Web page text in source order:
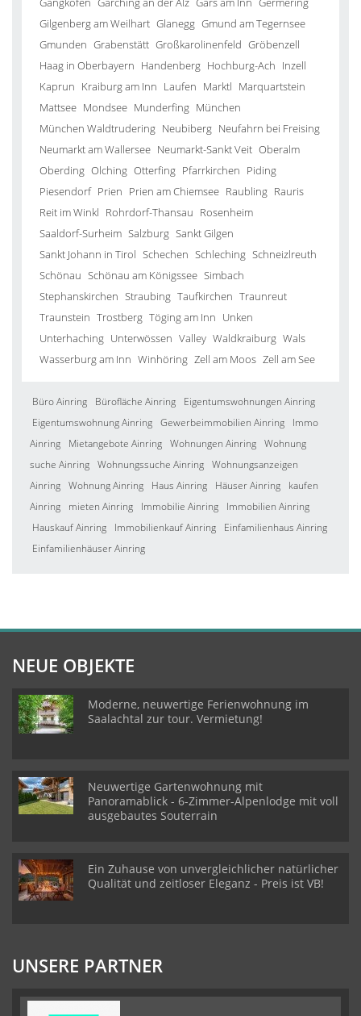
Gilgenberg am Weilhart Glanegg Gmund am Tegernsee
Gmunden Grabenstätt Großkarolinenfeld Gröbenzell
Haag in Oberbayern Handenberg Hochburg-Ach Inzell
Kaprun Kraiburg am Inn Laufen Marktl Marquartstein
Mattsee Mondsee Munderfing München
München Waldtrudering Neubiberg Neufahrn bei Freising
Neumarkt am Wallersee Neumarkt-Sankt Veit Oberalm
Oberding Olching Otterfing Pfarrkirchen Piding
Piesendorf Prien Prien am Chiemsee Raubling Rauris
Reit im Winkl Rohrdorf-Thansau Rosenheim
Saaldorf-Surheim Salzburg Sankt Gilgen
Sankt Johann in Tirol Schechen Schleching Schneizlreuth
Schönau Schönau am Königssee Simbach
Stephanskirchen Straubing Taufkirchen Traunreut
Traunstein Trostberg Töging am Inn Unken
Unterhaching Unterwössen Valley Waldkraiburg Wals
Wasserburg am Inn Winhöring Zell am Moos Zell am See
Büro Ainring Bürofläche Ainring
Eigentumswohnungen Ainring
Eigentumswohnung Ainring Gewerbeimmobilien Ainring
Immo
Ainring
Mietangebote Ainring Wohnungen Ainring Wohnung
suche Ainring Wohnungssuche Ainring Wohnungsanzeigen
Ainring Wohnung Ainring Haus Ainring Häuser Ainring
kaufen
Ainring
mieten Ainring Immobilie Ainring
Immobilien Ainring
Hauskauf Ainring
Immobilienkauf Ainring
Einfamilienhaus Ainring
Einfamilienhäuser Ainring
NEUE OBJEKTE
Moderne, neuwertige Ferienwohnung im
Saalachtal zur tour. Vermietung!
Neuwertige Gartenwohnung mit
Panoramablick - 6-Zimmer-Alpenlodge mit voll
ausgebautes Souterrain
Ein Zuhause von unvergleichlicher natürlicher
Qualität und zeitloser Eleganz - Preis ist VB!
UNSERE PARTNER